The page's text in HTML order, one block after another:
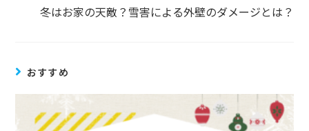
冬はお家の天敵？雪害による外壁のダメージとは？
おすすめ